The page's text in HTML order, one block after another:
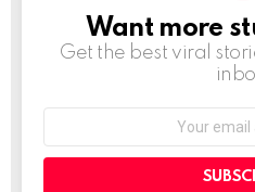
NEWSLETTER
Want more
Get the best viral